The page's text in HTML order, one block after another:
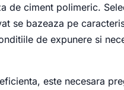
de ciment polimeric.
se bazeaza pe
de expunere si
este necesara